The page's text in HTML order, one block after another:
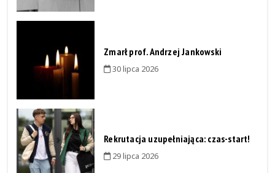
Zmarł prof. Andrzej Jankowski
30 lipca 2026
Rekrutacja uzupełniająca: czas-start!
29 lipca 2026